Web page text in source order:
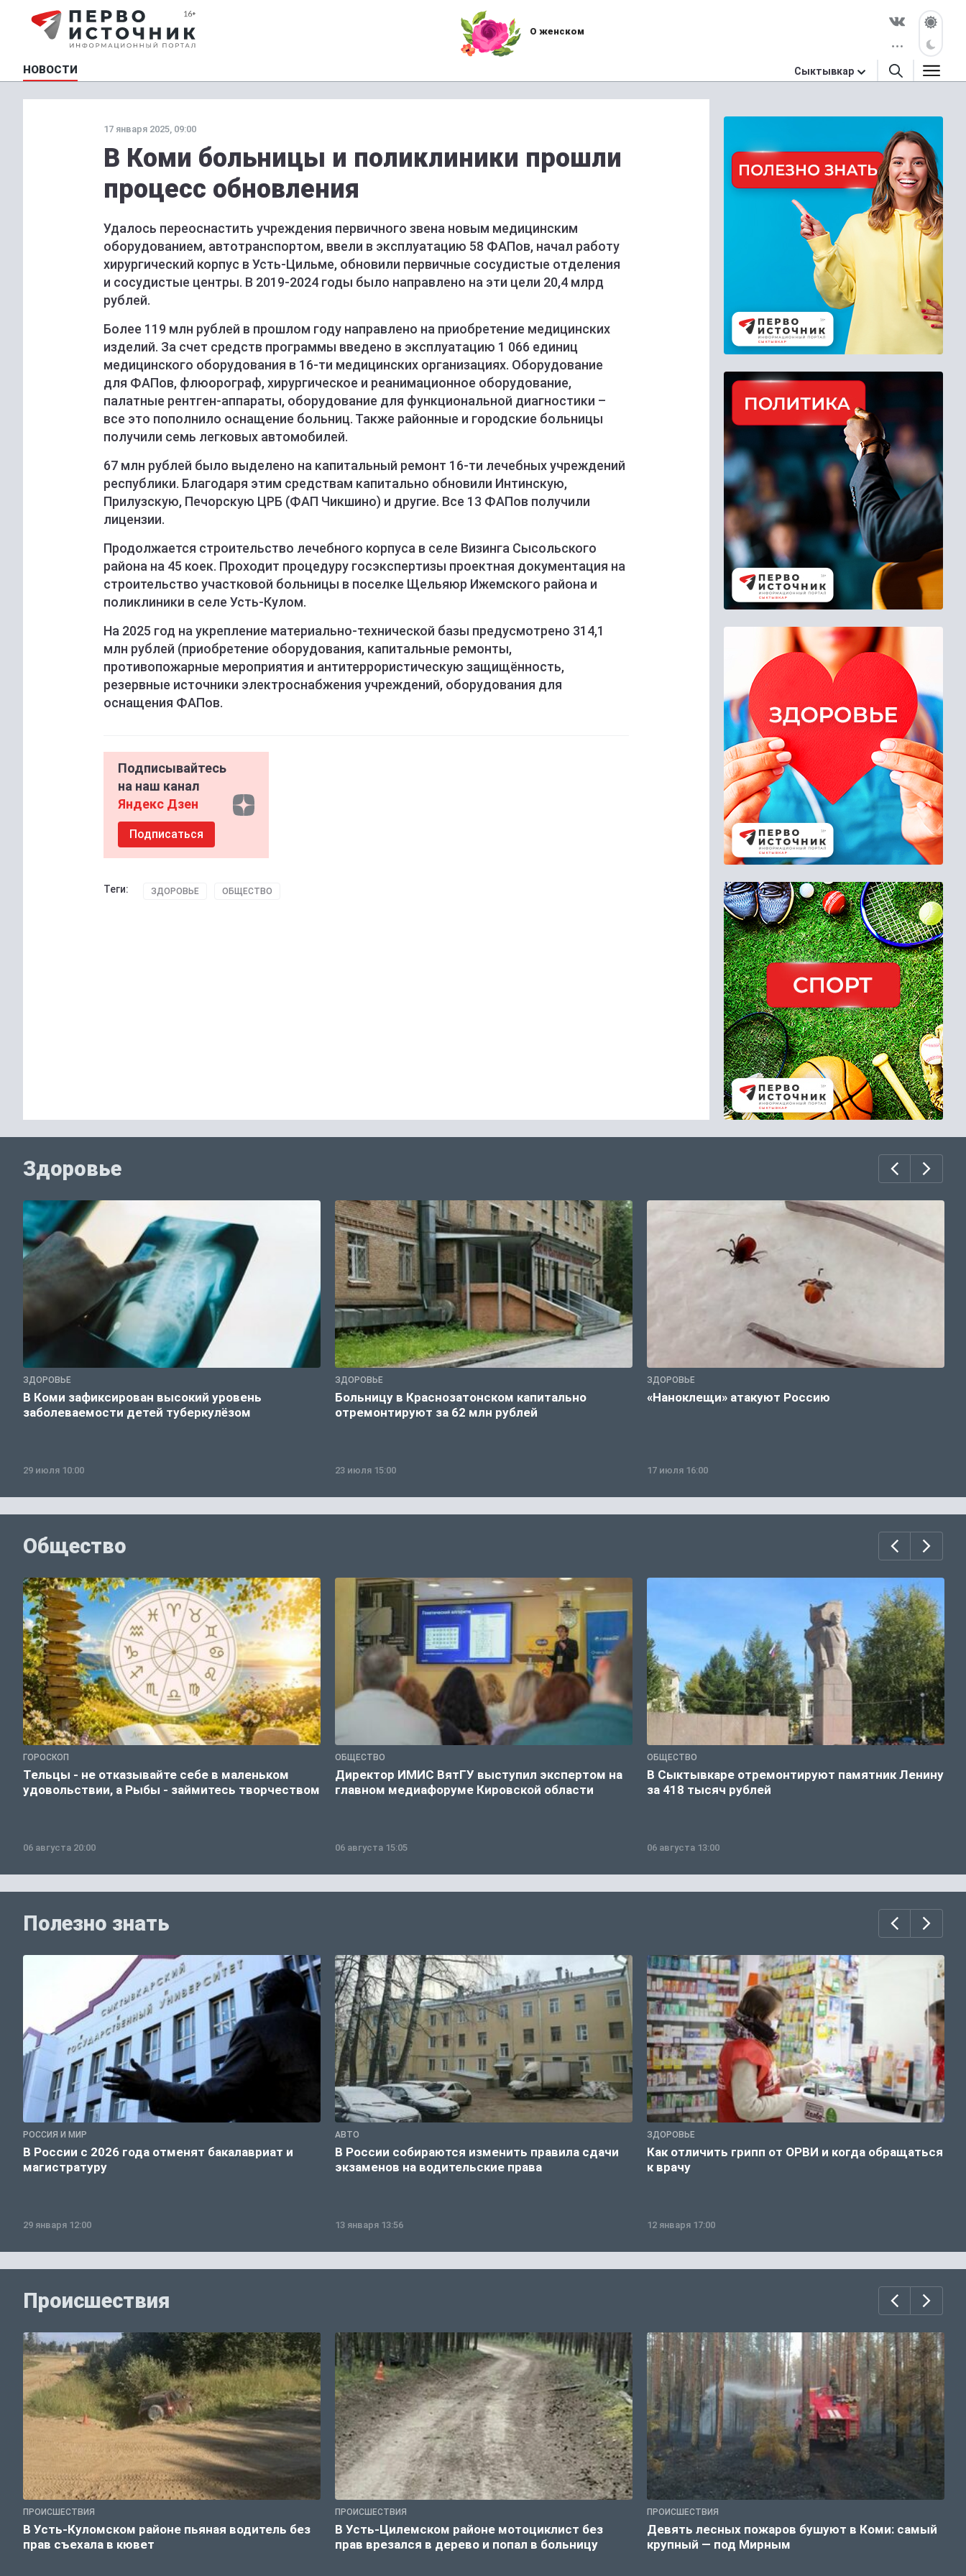
О женском
НОВОСТИ Сыктывкар
17 января 2025, 09:00
В Коми больницы и поликлиники прошли
процесс обновления
Удалось переоснастить учреждения первичного звена новым медицинским
оборудованием, автотранспортом, ввели в эксплуатацию 58 ФАПов, начал работу
хирургический корпус в Усть-Цильме, обновили первичные сосудистые отделения
и сосудистые центры. В 2019-2024 годы было направлено на эти цели 20,4 млрд
рублей.
Более 119 млн рублей в прошлом году направлено на приобретение медицинских
изделий. За счет средств программы введено в эксплуатацию 1 066 единиц
медицинского оборудования в 16-ти медицинских организациях. Оборудование
для ФАПов, флюорограф, хирургическое и реанимационное оборудование,
палатные рентген-аппараты, оборудование для функциональной диагностики –
все это пополнило оснащение больниц. Также районные и городские больницы
получили семь легковых автомобилей.
67 млн рублей было выделено на капитальный ремонт 16-ти лечебных учреждений
республики. Благодаря этим средствам капитально обновили Интинскую,
Прилузскую, Печорскую ЦРБ (ФАП Чикшино) и другие. Все 13 ФАПов получили
лицензии.
Продолжается строительство лечебного корпуса в селе Визинга Сысольского
района на 45 коек. Проходит процедуру госэкспертизы проектная документация на
строительство участковой больницы в поселке Щельяюр Ижемского района и
поликлиники в селе Усть-Кулом.
На 2025 год на укрепление материально-технической базы предусмотрено 314,1
млн рублей (приобретение оборудования, капитальные ремонты,
противопожарные мероприятия и антитеррористическую защищённость,
резервные источники электроснабжения учреждений, оборудования для
оснащения ФАПов.
Подписывайтесь
на наш канал
Яндекс Дзен
Подписаться
Теги: ЗДОРОВЬЕ ОБЩЕСТВО
Здоровье
ЗДОРОВЬЕ
В Коми зафиксирован высокий уровень
заболеваемости детей туберкулёзом
29 июля 10:00
ЗДОРОВЬЕ
Больницу в Краснозатонском капитально
отремонтируют за 62 млн рублей
23 июля 15:00
ЗДОРОВЬЕ
«Наноклещи» атакуют Россию
17 июля 16:00
Общество
ГОРОСКОП
Тельцы - не отказывайте себе в маленьком
удовольствии, а Рыбы - займитесь творчеством
06 августа 20:00
ОБЩЕСТВО
Директор ИМИС ВятГУ выступил экспертом на
главном медиафоруме Кировской области
06 августа 15:05
ОБЩЕСТВО
В Сыктывкаре отремонтируют памятник Ленину
за 418 тысяч рублей
06 августа 13:00
Полезно знать
РОССИЯ И МИР
В России с 2026 года отменят бакалавриат и
магистратуру
29 января 12:00
АВТО
В России собираются изменить правила сдачи
экзаменов на водительские права
13 января 13:56
ЗДОРОВЬЕ
Как отличить грипп от ОРВИ и когда обращаться
к врачу
12 января 17:00
Происшествия
ПРОИСШЕСТВИЯ
В Усть-Куломском районе пьяная водитель без
прав съехала в кювет
ПРОИСШЕСТВИЯ
В Усть-Цилемском районе мотоциклист без
прав врезался в дерево и попал в больницу
ПРОИСШЕСТВИЯ
Девять лесных пожаров бушуют в Коми: самый
крупный — под Мирным